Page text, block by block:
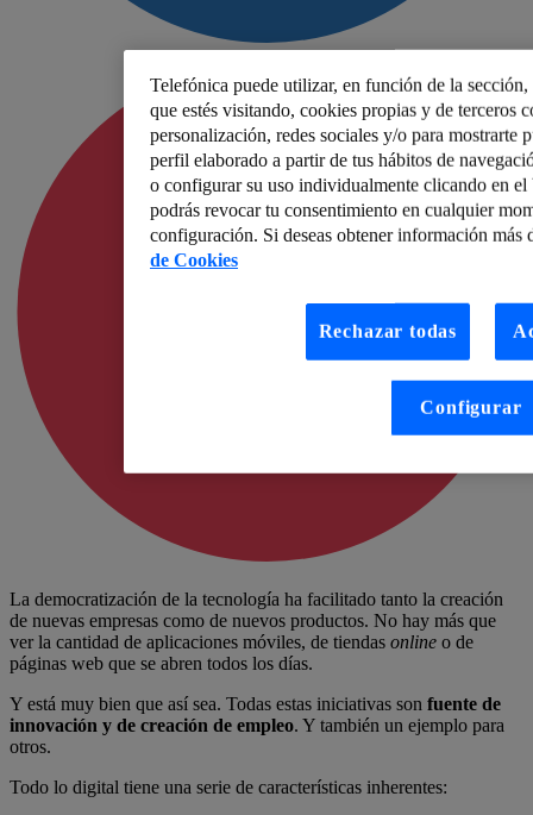
La democratización de la tecnología ha facilitado tanto la creación
de nuevas empresas como de nuevos productos. No hay más que
ver la cantidad de aplicaciones móviles, de tiendas online o de
páginas web que se abren todos los días.
Y está muy bien que así sea. Todas estas iniciativas son fuente de
innovación y de creación de empleo. Y también un ejemplo para
otros.
Todo lo digital tiene una serie de características inherentes:
Telefónica puede utilizar, en función de la
que estés visitando, cookies propias y de terceros
personalización, redes sociales y/o para mostrarte
perfil elaborado a partir de tus hábitos de
o configurar su uso individualmente clicando en
podrás revocar tu consentimiento en cualquier
configuración. Si deseas obtener información más
de Cookies
Rechazar todas
Configurar